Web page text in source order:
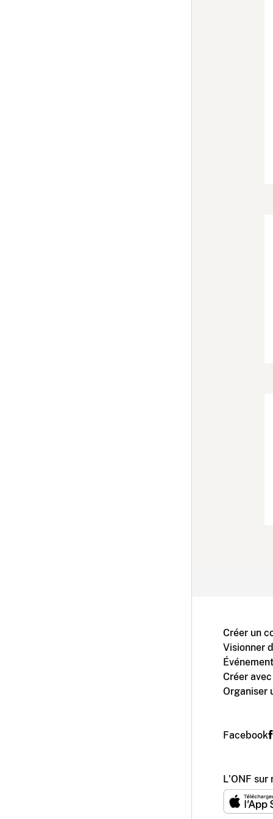
Créer un
Visionner
Créer
Organiser
Facebook
L'ONF sur